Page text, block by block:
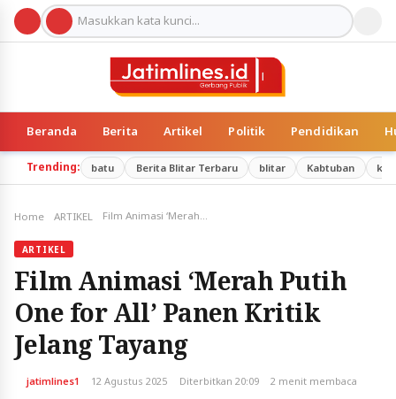
Beranda Berita Artikel Politik Pendidikan
Trending: batu Berita Blitar Terbaru blitar Kabtuban
Home ARTIKEL
ARTIKEL
Film Animasi ‘Merah Putih
One for All’ Panen Kritik
Jelang Tayang
jatimlines1 12 Agustus 2025 Diterbitkan 20:09 2 menit membaca